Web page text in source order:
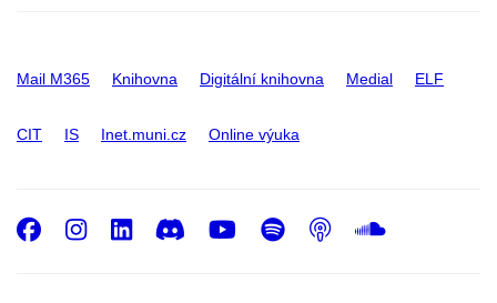
Mail M365 Knihovna Digitální knihovna Medial ELF
CIT IS Inet.muni.cz Online výuka
Facebook
Instagram
LinkedIn
DiscordYoutube
Spotify
Podcast